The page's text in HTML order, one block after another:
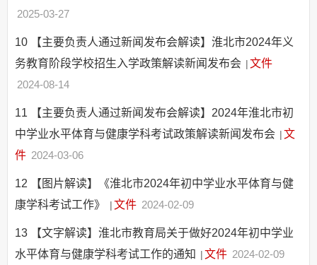
2025-03-27
10
【主要负责人通过新闻发布会解读】淮北市2024年义
务教育阶段学校招生入学政策解读新闻发布会 |文件
2024-08-14
11
【主要负责人通过新闻发布会解读】2024年淮北市初
中学业水平体育与健康学科考试政策解读新闻发布会 |文
件 2024-03-06
12
【图片解读】《淮北市2024年初中学业水平体育与健
康学科考试工作》
|文件 2024-02-09
13
【文字解读】淮北市教育局关于做好2024年初中学业
水平体育与健康学科考试工作的通知 |文件 2024-02-09